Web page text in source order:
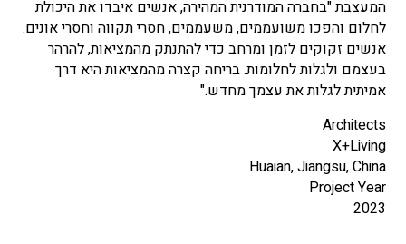
המעצבת "בחברה המודרנית המהירה, אנשים איבדו את היכולת
לחלום והפכו משועממים, משעממים, חסרי תקווה וחסרי אונים.
אנשים זקוקים לזמן ומרחב כדי להתנתק מהמציאות, להרהר
בעצמם ולגלות לחלומות. בריחה קצרה מהמציאות היא דרך
אמיתית לגלות את עצמך מחדש."
Architects
X+Living
Huaian, Jiangsu, China
Project Year
2023